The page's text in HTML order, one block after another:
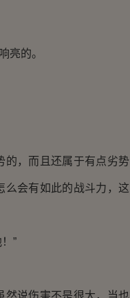
亮的。
，而且还属于有点劣势
么会有如此的战斗力，这
”
说伤害不是很大，当也